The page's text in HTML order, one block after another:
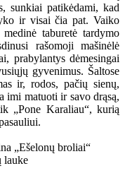
sunkiai patikėdami, kad
ir visai čia pat. Vaiko
taburetė tardymo
rašomoji mašinėlė
prabylantys dėmesingai
gyvenimus. Šaltose
ir, rodos, pačių sienų,
imi matuoti ir savo drąsą,
„Pone Karaliau“, kurią